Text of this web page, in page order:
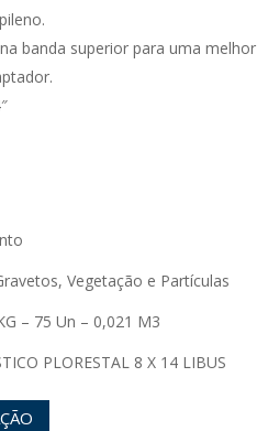
banda superior para uma melhor
Vegetação e Partículas
– 75 Un – 0,021 M3
PLORESTAL 8 X 14 LIBUS